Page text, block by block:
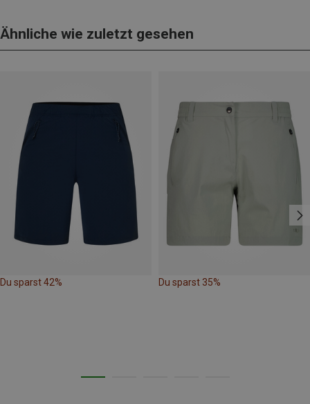
Ähnliche wie zuletzt gesehen
Du sparst 42% Du sparst 35%